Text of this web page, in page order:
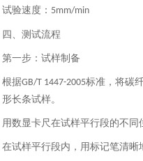
试验速度： 5mm/min
四、测试流程
第一步：试样制备
根据GB/T 1447-2005标准，将碳
形长条试样。
用数显卡尺在试样平行段的不同
在试样平行段内，用标记笔清晰